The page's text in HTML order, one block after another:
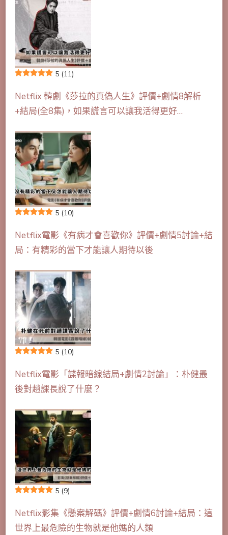
5 (11)
Netflix 韓劇《莎拉的真偽人生》評價+劇情8解析
+結局(全8集)，如果謊言可以讓我活得更好…
5 (10)
Netflix電影《有病才會喜歡你》評價+劇情5討論+結
局：有精彩的當下才能讓人期待以後
5 (10)
Netflix電影「諜報暗線結局+劇情2討論」：朴健最
後對趙課長說了什麼？
5 (9)
Netflix影集《懸案解碼》評價+劇情6討論+結局：這
世界上最危險的生物就是他媽的人類